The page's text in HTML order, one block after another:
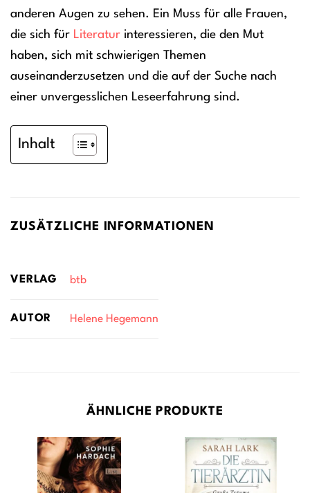
anderen Augen zu sehen. Ein Muss für alle Frauen,
die sich für Literatur interessieren, die den Mut
haben, sich mit schwierigen Themen
auseinanderzusetzen und die auf der Suche nach
einer unvergesslichen Leseerfahrung sind.
Inhalt
ZUSÄTZLICHE INFORMATIONEN
VERLAG btb
AUTOR Helene Hegemann
ÄHNLICHE PRODUKTE